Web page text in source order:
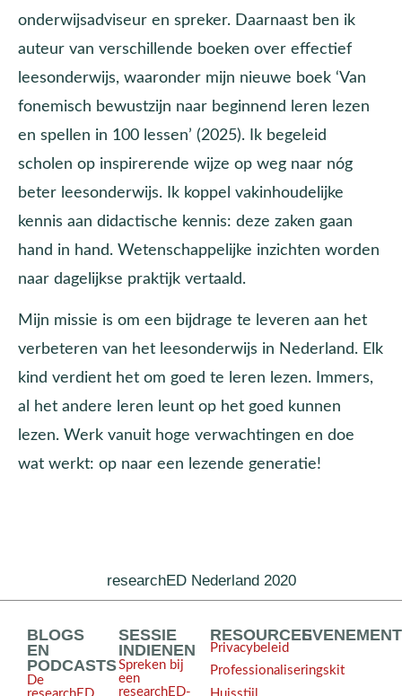
onderwijsadviseur en spreker. Daarnaast ben ik
auteur van verschillende boeken over effectief
leesonderwijs, waaronder mijn nieuwe boek ‘Van
fonemisch bewustzijn naar beginnend leren lezen
en spellen in 100 lessen’ (2025). Ik begeleid
scholen op inspirerende wijze op weg naar nóg
beter leesonderwijs. Ik koppel vakinhoudelijke
kennis aan didactische kennis: deze zaken gaan
hand in hand. Wetenschappelijke inzichten worden
naar dagelijkse praktijk vertaald.
Mijn missie is om een bijdrage te leveren aan het
verbeteren van het leesonderwijs in Nederland. Elk
kind verdient het om goed te leren lezen. Immers,
al het andere leren leunt op het goed kunnen
lezen. Werk vanuit hoge verwachtingen en doe
wat werkt: op naar een lezende generatie!
researchED Nederland 2020
BLOGS
EN
PODCASTS
De
SESSIE
INDIENEN
Spreken bij
een
researchED-
RESOURCES
Privacybeleid
Professionaliseringskit